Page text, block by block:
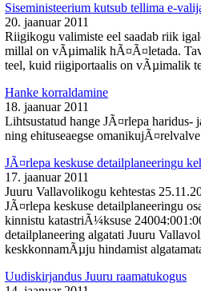
Siseministeerium kutsub tellima e-
20. jaanuar 2011
Riigikogu valimiste eel saadab riik
millal on vÃµimalik hÃ¤Ã¤letada.
teel, kuid riigiportaalis on vÃµimalik
Hanke korraldamine
18. jaanuar 2011
Lihtsustatud hange JÃ¤rlepa
ning ehituseaegse
JÃ¤rlepa keskuse detailplaneeringu
17. jaanuar 2011
Juuru Vallavolikogu kehtestas
JÃ¤rlepa keskuse detailplaneeringu
kinnistu katastriÃ¼ksuse
detailplaneering algatati Juuru
keskkonnamÃµju hindamist
Uudiskirjandus Juuru raamatukogus